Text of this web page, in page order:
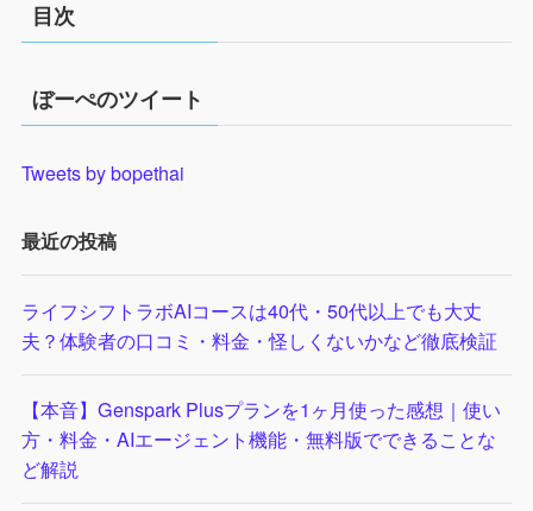
目次
ぼーぺのツイート
Tweets by bopethai
最近の投稿
ライフシフトラボAIコースは40代・50代以上でも大丈
夫？体験者の口コミ・料金・怪しくないかなど徹底検証
【本音】Genspark Plusプランを1ヶ月使った感想｜使い
方・料金・AIエージェント機能・無料版でできることな
ど解説